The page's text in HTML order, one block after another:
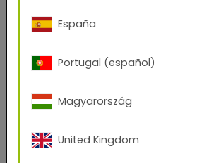
réserve.
En renseignant volontairement mes
l'utilisation de ce service et en
mes données pour l'envoi d'une
charte de confidentialité.
España
Portugal (español)
Magyarország
United Kingdom